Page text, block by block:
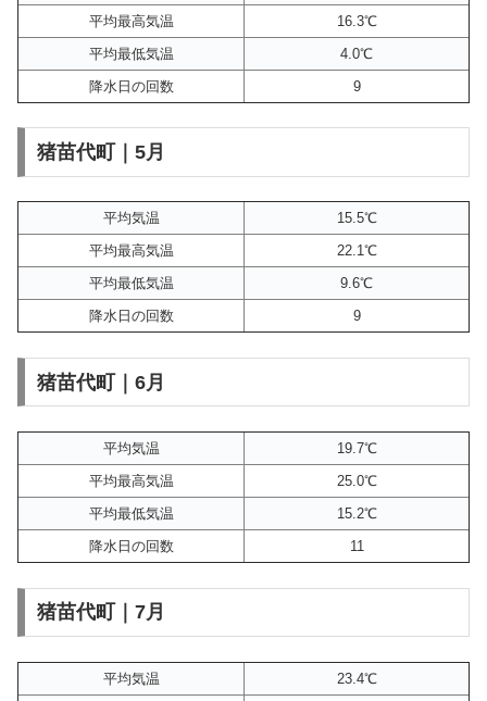
平均最高気温
16.3℃
平均最低気温
4.0℃
降水日の回数
9
猪苗代町｜5月
平均気温
15.5℃
平均最高気温
22.1℃
平均最低気温
9.6℃
降水日の回数
9
猪苗代町｜6月
平均気温
19.7℃
平均最高気温
25.0℃
平均最低気温
15.2℃
降水日の回数
11
猪苗代町｜7月
平均気温
23.4℃